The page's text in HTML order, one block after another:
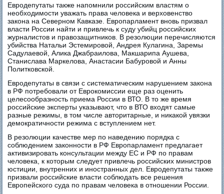
Евродепутаты также напомнили российским властям о
необходимости уважать права человека и верховенство
закона на Северном Кавказе. Европарламент вновь призвал
власти России найти и привлечь к суду убийц российских
журналистов и правозащитников. В резолюции перечисляются
убийства Натальи Эстемировой, Андрея Кулагина, Заремы
Садулаевой, Алика Джабраилова, Макшарипа Аушева,
Станислава Маркелова, Анастасии Бабуровой и Анны
Политковской.
Евродепутаты в связи с систематическим нарушением закона
в РФ потребовали от Еврокомиссии еще раз оценить
целесообразность приема России в ВТО. В то же время
российские эксперты указывают, что в ВТО входят самые
разные режимы, в том числе авторитарные, и никакой увязки
демократичности режима с вступлением нет.
В резолюции качестве мер по наведению порядка с
соблюдением законности в РФ Европарламент предлагает
активизировать консультации между ЕС и РФ по правам
человека, к которым следует привлечь российских министров
юстиции, внутренних и иностранных дел. Евродепутаты также
призвали российские власти соблюдать все решения
Европейского суда по правам человека в отношении России.